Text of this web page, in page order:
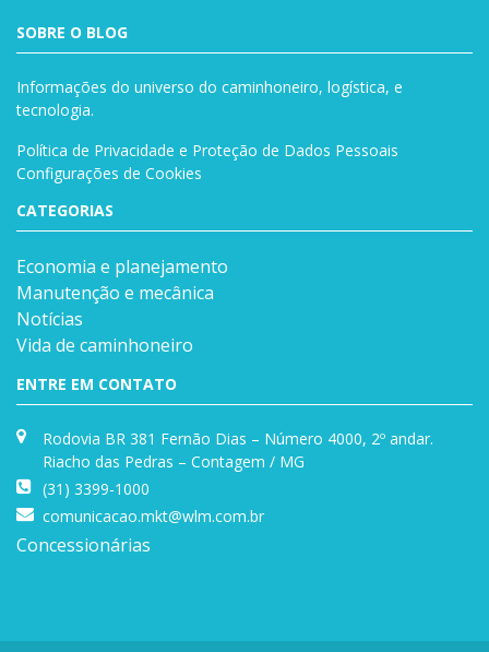
SOBRE O BLOG
Informações do universo do caminhoneiro, logística, e
tecnologia.
Política de Privacidade e Proteção de Dados Pessoais
Configurações de Cookies
CATEGORIAS
Economia e planejamento
Manutenção e mecânica
Notícias
Vida de caminhoneiro
ENTRE EM CONTATO
Rodovia BR 381 Fernão Dias – Número 4000, 2º andar.
Riacho das Pedras – Contagem / MG
(31) 3399-1000
comunicacao.mkt@wlm.com.br
Concessionárias